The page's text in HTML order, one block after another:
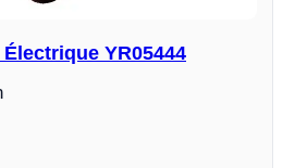
YR05444